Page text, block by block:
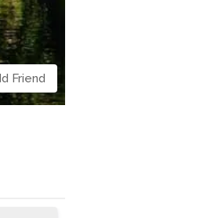
Friend